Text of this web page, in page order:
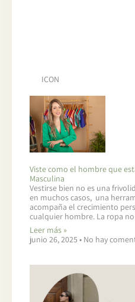
ICON
Viste como el hombre que
Masculina
Vestirse bien no es una
en muchos casos, una
acompaña el crecimiento
cualquier hombre. La ropa no
Leer más »
junio 26, 2025
No hay